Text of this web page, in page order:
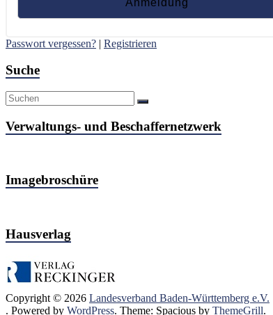
Passwort vergessen? | Registrieren
Suche
Verwaltungs- und Beschaffernetzwerk
Imagebroschüre
Hausverlag
Copyright © 2026 Landesverband Baden-Württemberg e.V.
. Powered by WordPress. Theme: Spacious by ThemeGrill.